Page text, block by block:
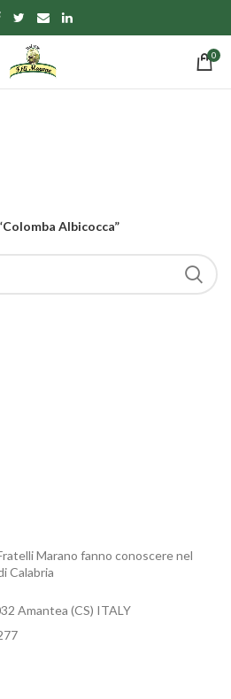
0
Albicocca”
Marano fanno conoscere nel
Calabria
Amantea (CS) ITALY